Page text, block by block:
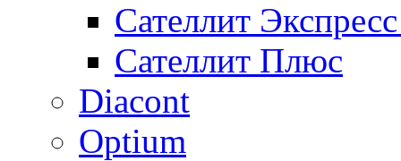
Сателлит
Сателлит Плюс
Diacont
Optium